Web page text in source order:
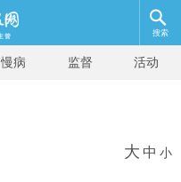
搜索
慢病 监督 活动
大 中 小